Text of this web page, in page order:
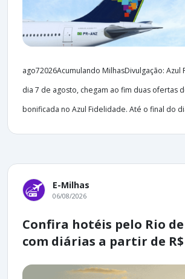
ago72026Acumulando MilhasDivulgação:
dia 7 de agosto, chegam ao fim duas ofertas
bonificada no Azul Fidelidade. Até o final do
E-Milhas
06/08/2026
Confira hotéis pelo Rio
com diárias a partir de R$